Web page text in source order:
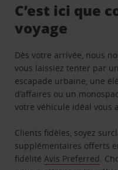
C’est ici que
voyage
Dès votre arrivée, nous
vous laissiez tenter par
escapade urbaine, une
d’affaires ou un
votre véhicule idéal vous
Clients fidèles, soyez
supplémentaires offerts
fidélitéAvis Preferred.